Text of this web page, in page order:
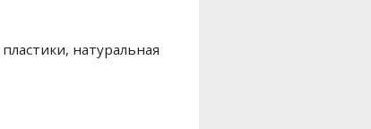
натуральная